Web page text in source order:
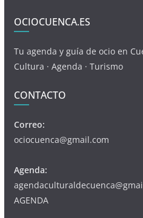
OCIOCUENCA.ES
Tu agenda y guía de ocio en
Cultura · Agenda · Turismo
CONTACTO
Correo:
ociocuenca@gmail.com
Agenda:
AGENDA